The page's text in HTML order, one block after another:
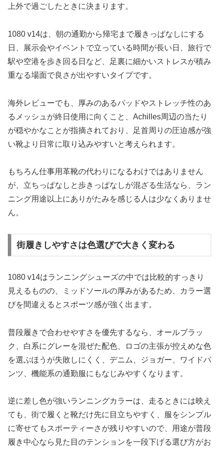
上外で過ごしたときに決まります。
1080 v14は、朝の通勤から帰宅まで履きっぱなしにする
日、展示会やイベントで立っている時間が長い日、旅行で
駅や空港を歩き回る日など、足裏に細かいストレスが積み
重なる場面で良さが出やすいタイプです。
海外レビューでも、厚みのあるパッドやストレッチ性のあ
るメッシュが終日使用に向くこと、Achilles周辺の当たり
が穏やかなことが指摘されており、足首周りの圧迫感が強
い靴より日常に取り込みやすいと考えられます。
もちろん仕事用革靴の代わりになるわけではありません
が、立ちっぱなしと歩きっぱなしが混ざる生活なら、ラン
ニング用途以上にありがたみを感じる人は少なくありませ
ん。
街履きしやすさは色選びで大きく変わる
1080 v14はランニングシューズの中では比較的すっきり
見えるものの、ミッドソールの厚みがあるため、カラー選
びを間違えるとスポーツ感が強く出ます。
普段履きで合わせやすさを優先するなら、オールブラッ
ク、白系にグレーを混ぜた配色、ロゴの主張が控えめな色
を選ぶほうが失敗しにくく、デニム、ジョガー、ワイドパ
ンツ、機能系の通勤服にもなじみやすくなります。
逆に差し色が強いランニングカラーは、走るときには映え
ても、街で履くと靴だけ先に目立ちやすく、服をシンプル
に寄せてもスポーティーさが残りやすいので、用途が普段
履き中心なら見た目のテンションを一段下げる選び方がお